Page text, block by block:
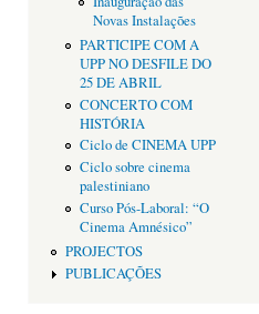
Novas Instalações
PARTICIPE COM A
UPP NO DESFILE DO
25 DE ABRIL
CONCERTO COM
HISTÓRIA
Ciclo de CINEMA UPP
Ciclo sobre cinema
palestiniano
Curso Pós-Laboral: “O
Cinema Amnésico”
PROJECTOS
PUBLICAÇÕES